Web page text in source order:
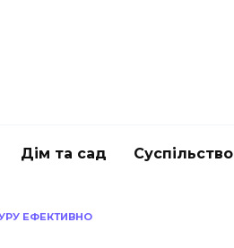
Дім та сад Суспільство
ЕФЕКТИВНО